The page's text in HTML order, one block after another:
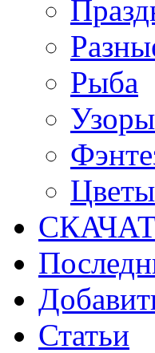
Рыба
Цветы
Статьи